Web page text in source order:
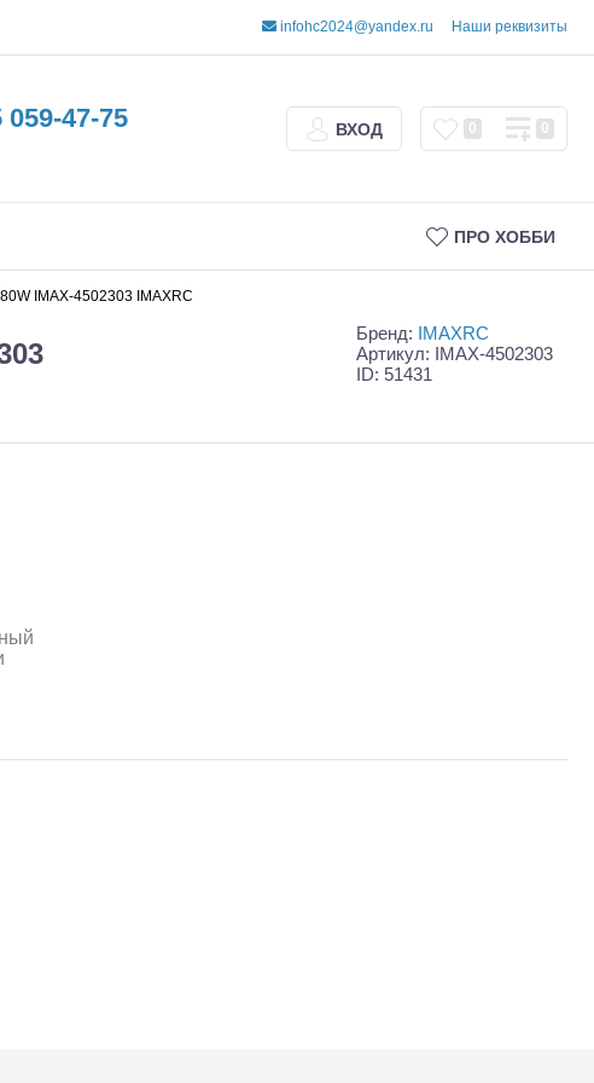
infohc2024@yandex.ru Наши реквизиты
059-47-75 ВХОД 0 0
ПРО ХОББИ
Трофи Шорт-корсы
IMAX-4502303 IMAXRC
Бренд: IMAXRC
Артикул: IMAX-4502303
ID: 51431